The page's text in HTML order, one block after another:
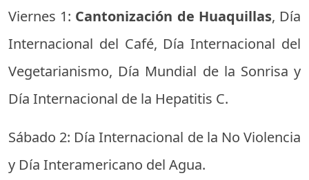
Viernes 1: Cantonización de Huaquillas, Día
Internacional del Café, Día Internacional del
Vegetarianismo, Día Mundial de la Sonrisa y
Día Internacional de la Hepatitis C.
Sábado 2: Día Internacional de la No Violencia
y Día Interamericano del Agua.